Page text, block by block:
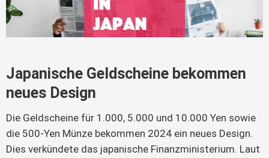
Japanische Geldscheine bekommen
neues Design
Die Geldscheine für 1.000, 5.000 und 10.000 Yen sowie
die 500-Yen Münze bekommen 2024 ein neues Design.
Dies verkündete das japanische Finanzministerium. Laut